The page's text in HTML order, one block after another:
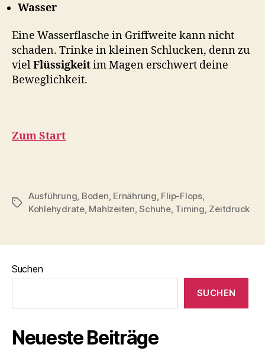
Wasser
Eine Wasserflasche in Griffweite kann nicht
schaden. Trinke in kleinen Schlucken, denn zu
vielFlüssigkeitim Magen erschwert deine
Beweglichkeit.
Zum Start
Schlagwörter
Ausführung Boden Ernährung Flip-Flops,
Kohlehydrate, Mahlzeiten ,Schuhe, Timing Zeitdruck
Suchen
SUCHEN
Neueste Beiträge